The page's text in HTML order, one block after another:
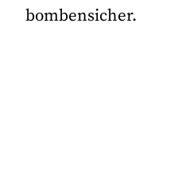
bombensicher.